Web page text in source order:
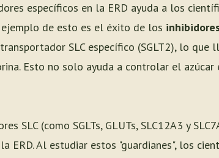
específicos en la ERD ayuda a los
de esto es el éxito de los
SLC específico (SGLT2), lo que
Esto no solo ayuda a controlar el azúcar
SLC (como SGLTs, GLUTs, SLC12A3 y
ERD. Al estudiar estos "guardianes", los